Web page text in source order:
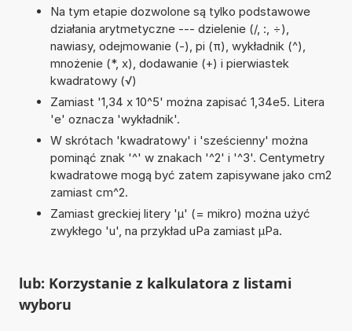
Na tym etapie dozwolone są tylko podstawowe
działania arytmetyczne --- dzielenie (/, :, ÷),
nawiasy, odejmowanie (-), pi (π), wykładnik (^),
mnożenie (*, x), dodawanie (+) i pierwiastek
kwadratowy (√)
Zamiast '1,34 x 10^5' można zapisać 1,34e5. Litera
'e' oznacza 'wykładnik'.
W skrótach 'kwadratowy' i 'sześcienny' można
pominąć znak '^' w znakach '^2' i '^3'. Centymetry
kwadratowe mogą być zatem zapisywane jako cm2
zamiast cm^2.
Zamiast greckiej litery 'µ' (= mikro) można użyć
zwykłego 'u', na przykład uPa zamiast µPa.
lub: Korzystanie z kalkulatora z listami
wyboru